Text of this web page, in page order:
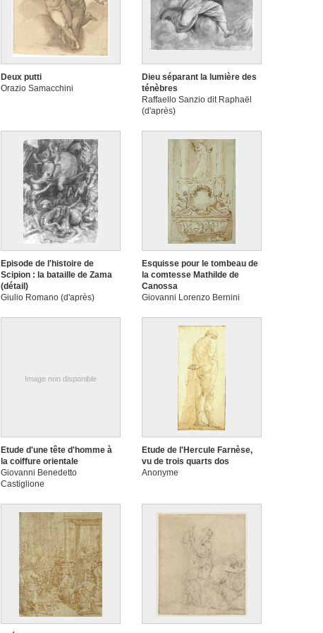
Deux putti
Orazio Samacchini
Dieu séparant la lumière des
ténèbres
Raffaello Sanzio dit Raphaël
(d'après)
Episode de l'histoire de
Scipion : la bataille de Zama
(détail)
Giulio Romano (d'après)
Esquisse pour le tombeau de
la comtesse Mathilde de
Canossa
Giovanni Lorenzo Bernini
Image non disponible
Etude d'une tête d'homme à
la coiffure orientale
Giovanni Benedetto
Castiglione
Etude de l'Hercule Farnèse,
vu de trois quarts dos
Anonyme